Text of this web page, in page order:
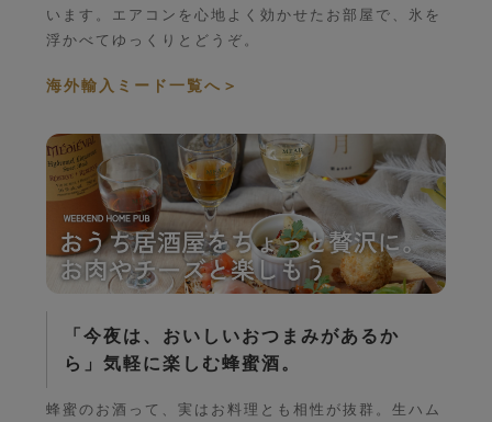
います。エアコンを心地よく効かせたお部屋で、氷を
浮かべてゆっくりとどうぞ。
海外輸入ミード一覧へ ＞
「今夜は、おいしいおつまみがあるか
ら」気軽に楽しむ蜂蜜酒。
蜂蜜のお酒って、実はお料理とも相性が抜群。生ハム